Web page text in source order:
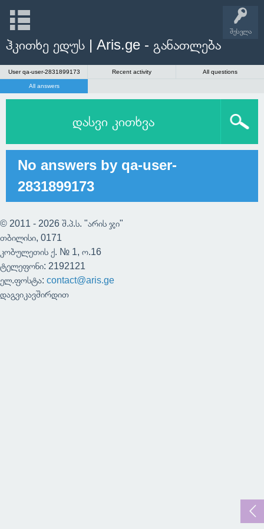
შესვლა
ჰკითხე ედუს | Aris.ge - განათლება
User qa-user-2831899173 Recent activity All questions
All answers
დასვი კითხვა
No answers by qa-user-
2831899173
© 2011 - 2026 შ.პ.ს. "არის ჯი"
თბილისი, 0171
კობულეთის ქ. № 1, ო.16
ტელეფონი: 2192121
ელ.ფოსტა: contact@aris.ge
დაგვიკავშირდით